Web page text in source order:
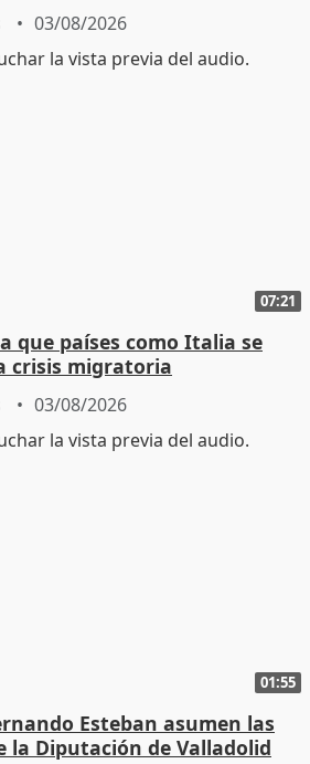
03/08/2026
07:21
que países como Italia se
crisis migratoria
03/08/2026
01:55
Esteban asumen las
la Diputación de Valladolid